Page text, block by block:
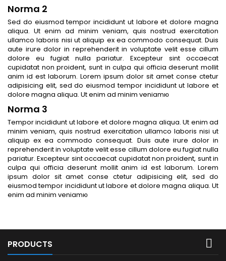
Norma 2
Sed do eiusmod tempor incididunt ut labore et dolore magna
aliqua. Ut enim ad minim veniam, quis nostrud exercitation
ullamco laboris nisi ut aliquip ex ea commodo consequat. Duis
aute irure dolor in reprehenderit in voluptate velit esse cillum
dolore eu fugiat nulla pariatur. Excepteur sint occaecat
cupidatat non proident, sunt in culpa qui officia deserunt mollit
anim id est laborum. Lorem ipsum dolor sit amet conse ctetur
adipisicing elit, sed do eiusmod tempor incididunt ut labore et
dolore magna aliqua. Ut enim ad minim veniamю
Norma 3
Tempor incididunt ut labore et dolore magna aliqua. Ut enim ad
minim veniam, quis nostrud exercitation ullamco laboris nisi ut
aliquip ex ea commodo consequat. Duis aute irure dolor in
reprehenderit in voluptate velit esse cillum dolore eu fugiat nulla
pariatur. Excepteur sint occaecat cupidatat non proident, sunt in
culpa qui officia deserunt mollit anim id est laborum. Lorem
ipsum dolor sit amet conse ctetur adipisicing elit, sed do
eiusmod tempor incididunt ut labore et dolore magna aliqua. Ut
enim ad minim veniamю
PRODUCTS 